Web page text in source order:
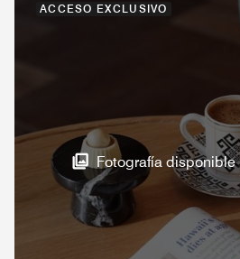
ACCESO EXCLUSIVO
Fotografía